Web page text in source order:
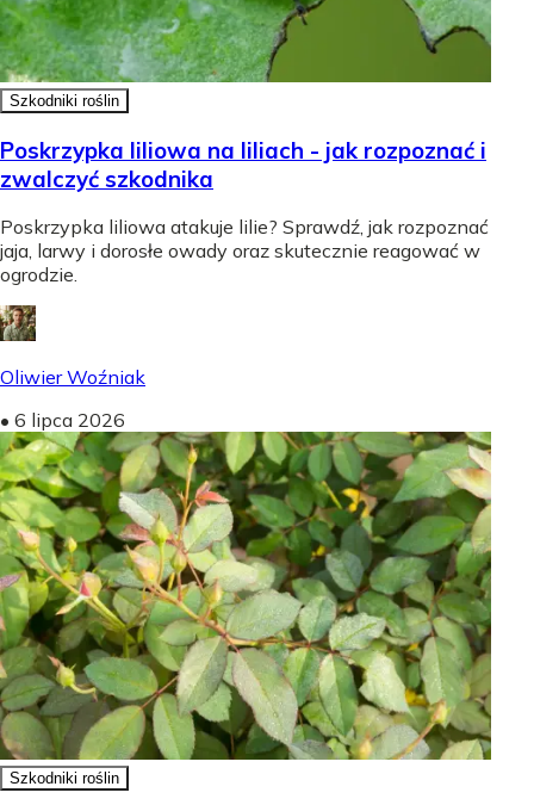
Szkodniki roślin
Poskrzypka liliowa na liliach - jak rozpoznać i
zwalczyć szkodnika
Poskrzypka liliowa atakuje lilie? Sprawdź, jak rozpoznać
jaja, larwy i dorosłe owady oraz skutecznie reagować w
ogrodzie.
Oliwier Woźniak
• 6 lipca 2026
Szkodniki roślin